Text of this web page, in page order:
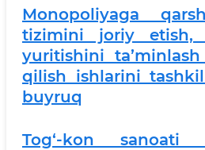
Monopoliyaga
tizimini joriy etish,
yuritishini
qilish ishlarini
buyruq
Tog‘-kon sanoati